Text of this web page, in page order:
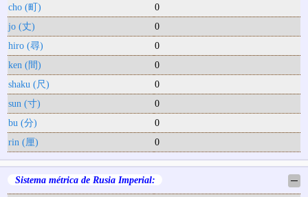
cho (町)
0
jo (丈)
0
hiro (尋)
0
ken (間)
0
shaku (尺)
0
sun (寸)
0
bu (分)
0
rin (厘)
0
Sistema métrica de Rusia Imperial: ─